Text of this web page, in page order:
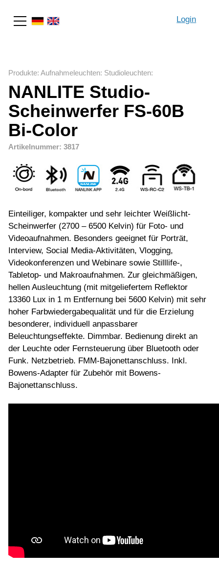
Login
Produkte: Aufnahmeleuchten: Studioleuchten:
NANLITE Studio-
Scheinwerfer FS-60B
Bi-Color
Artikelnummer: 3817
Einteiliger, kompakter und sehr leichter Weißlicht-
Scheinwerfer (2700 – 6500 Kelvin) für Foto- und
Videoaufnahmen. Besonders geeignet für Porträt,
Interview, Social Media-Aktivitäten, Vlogging,
Videokonferenzen und Webinare sowie Stilllife-,
Tabletop- und Makroaufnahmen. Zur gleichmäßigen,
hellen Ausleuchtung (mit mitgeliefertem Reflektor
13360 Lux in 1 m Entfernung bei 5600 Kelvin) mit sehr
hoher Farbwiedergabequalität und für die Erzielung
besonderer, individuell anpassbarer
Beleuchtungseffekte. Dimmbar. Bedienung direkt an
der Leuchte oder Fernsteuerung über Bluetooth oder
Funk. Netzbetrieb. FMM-Bajonettanschluss. Inkl.
Bowens-Adapter für Zubehör mit Bowens-
Bajonettanschluss.